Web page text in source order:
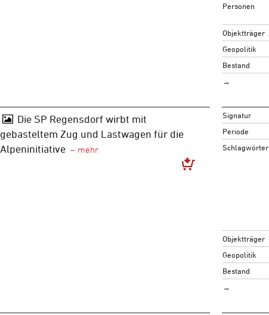
Personen
Objektträger
Geopolitik
Bestand
→
Die SP Regensdorf wirbt mit
gebasteltem Zug und Lastwagen für die
Alpeninitiative
Signatur
Periode
Schlagwörter
Objektträger
Geopolitik
Bestand
→